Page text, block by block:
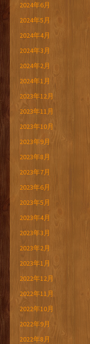
2024年6月
2024年5月
2024年4月
2024年3月
2024年2月
2024年1月
2023年12月
2023年11月
2023年10月
2023年9月
2023年8月
2023年7月
2023年6月
2023年5月
2023年4月
2023年3月
2023年2月
2023年1月
2022年12月
2022年11月
2022年10月
2022年9月
2022年8月